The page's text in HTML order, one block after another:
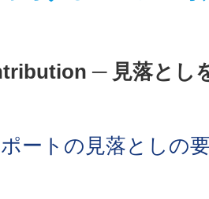
─ 見落とし
ートの見落としの